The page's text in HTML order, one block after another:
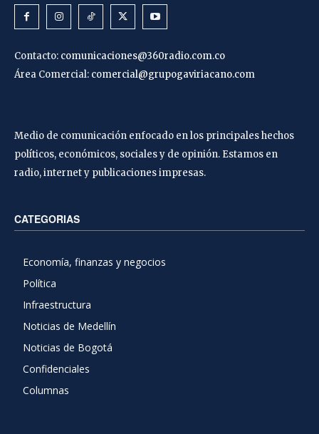
Contacto: comunicaciones@360radio.com.co
Área Comercial: comercial@grupogaviriacano.com
Medio de comunicación enfocado en los principales hechos
políticos, económicos, sociales y de opinión. Estamos en
radio, internet y publicaciones impresas.
CATEGORIAS
Economía, finanzas y negocios
Política
Infraestructura
Noticias de Medellín
Noticias de Bogotá
Confidenciales
Columnas